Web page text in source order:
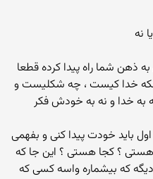
نه
كه اگه این 25 سوال به ذهن شما راه پیدا كرده قطعا
خدا كیست ، چه شكلیست و
به خدا و نه به خودش فكر
باید خودت پیدا كنی و بفهمی
؟ كجا هستی ؟ این جا كه
كه بیشماره واسه كسی كه